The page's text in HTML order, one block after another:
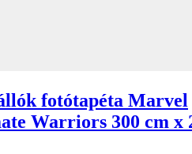
fotótapéta Marvel
Warriors 300 cm x